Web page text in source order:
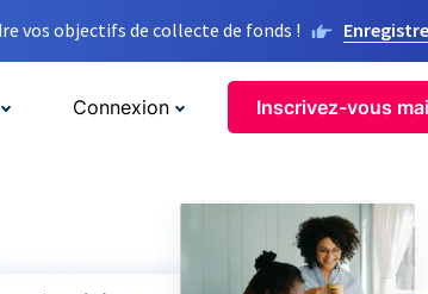
vos objectifs de collecte de fonds !
Connexion Inscrivez-vous